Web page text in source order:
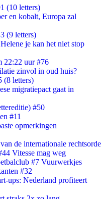
(10 letters)
en kobalt, Europa zal
(9 letters)
je kan het niet stop
22:22 uur #76
zinvol in oud huis?
(8 letters)
migratiepact gaat in
#50
#11
opmerkingen
de internationale rechtsorde
Vitesse mag weg
#7 Vuurwerkjes
#32
ups: Nederland profiteert